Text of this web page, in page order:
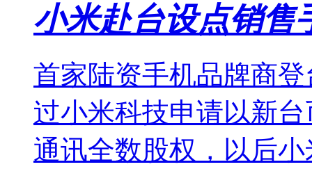
小米赴台设点销售
首家陆资手机品牌商
过小米科技申请以新
通讯全数股权，以后小